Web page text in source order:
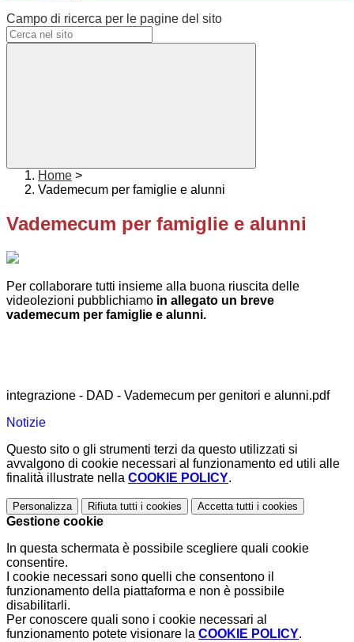
Campo di ricerca per le pagine del sito
Home >
Vademecum per famiglie e alunni
Vademecum per famiglie e alunni
Per collaborare tutti insieme alla buona riuscita delle
videolezioni pubblichiamo in allegato un breve
vademecum per famiglie e alunni.
integrazione - DAD - Vademecum per genitori e alunni.pdf
Notizie
Questo sito o gli strumenti terzi da questo utilizzati si
avvalgono di cookie necessari al funzionamento ed utili alle
finalità illustrate nella COOKIE POLICY.
Personalizza Rifiuta tutti i cookies Accetta tutti i cookies
Gestione cookie
In questa schermata è possibile scegliere quali cookie
consentire.
I cookie necessari sono quelli che consentono il
funzionamento della piattaforma e non è possibile
disabilitarli.
Per conoscere quali sono i cookie necessari al
funzionamento potete visionare la COOKIE POLICY.